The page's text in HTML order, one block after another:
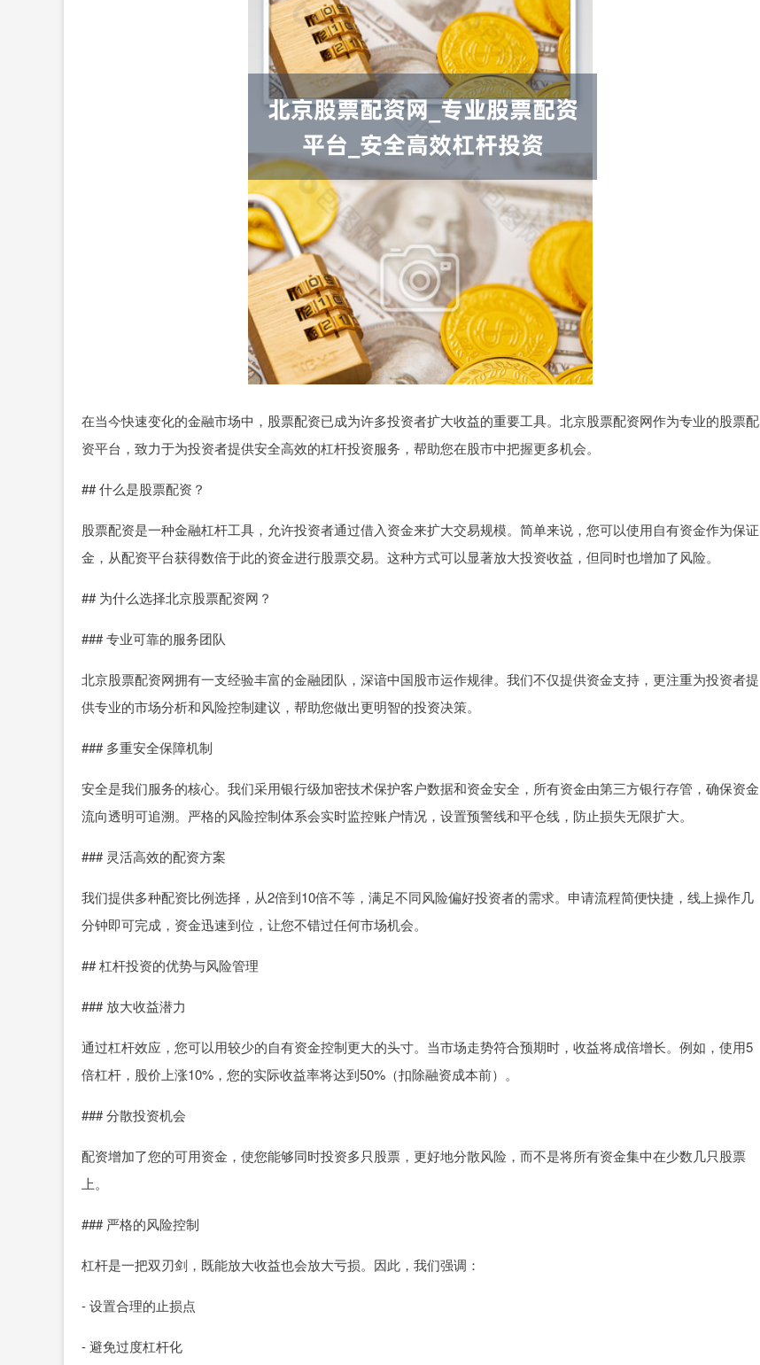
在当今快速变化的金融市场中，股票配资已成为许多投资者扩大收益的重要工具。北京股票配资网作为专业的股票配
资平台，致力于为投资者提供安全高效的杠杆投资服务，帮助您在股市中把握更多机会。
## 什么是股票配资？
股票配资是一种金融杠杆工具，允许投资者通过借入资金来扩大交易规模。简单来说，您可以使用自有资金作为保证
金，从配资平台获得数倍于此的资金进行股票交易。这种方式可以显著放大投资收益，但同时也增加了风险。
## 为什么选择北京股票配资网？
### 专业可靠的服务团队
北京股票配资网拥有一支经验丰富的金融团队，深谙中国股市运作规律。我们不仅提供资金支持，更注重为投资者提
供专业的市场分析和风险控制建议，帮助您做出更明智的投资决策。
### 多重安全保障机制
安全是我们服务的核心。我们采用银行级加密技术保护客户数据和资金安全，所有资金由第三方银行存管，确保资金
流向透明可追溯。严格的风险控制体系会实时监控账户情况，设置预警线和平仓线，防止损失无限扩大。
### 灵活高效的配资方案
我们提供多种配资比例选择，从2倍到10倍不等，满足不同风险偏好投资者的需求。申请流程简便快捷，线上操作几
分钟即可完成，资金迅速到位，让您不错过任何市场机会。
## 杠杆投资的优势与风险管理
### 放大收益潜力
通过杠杆效应，您可以用较少的自有资金控制更大的头寸。当市场走势符合预期时，收益将成倍增长。例如，使用5
倍杠杆，股价上涨10%，您的实际收益率将达到50%（扣除融资成本前）。
### 分散投资机会
配资增加了您的可用资金，使您能够同时投资多只股票，更好地分散风险，而不是将所有资金集中在少数几只股票
上。
### 严格的风险控制
杠杆是一把双刃剑，既能放大收益也会放大亏损。因此，我们强调：
- 设置合理的止损点
- 避免过度杠杆化